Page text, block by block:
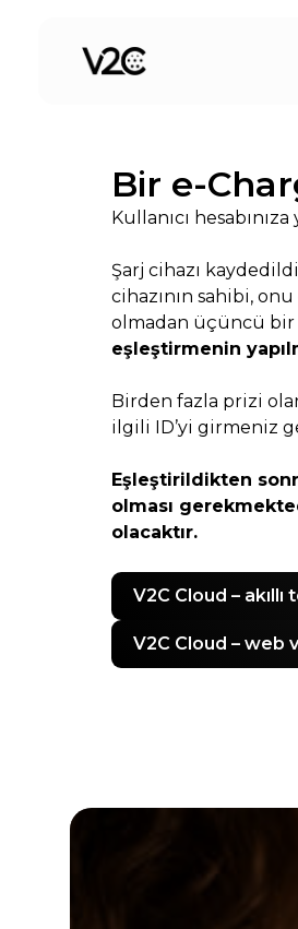
Bir e-
Kullanıcı
Şarj cihazı
cihazının sahibi,
olmadan üçüncü bir
eşleştirmenin
Birden fazla prizi
ilgili ID’yi girmeniz
Eşleştirildikten
olması
olacaktır.
V2C Cloud –
V2C Cloud – web